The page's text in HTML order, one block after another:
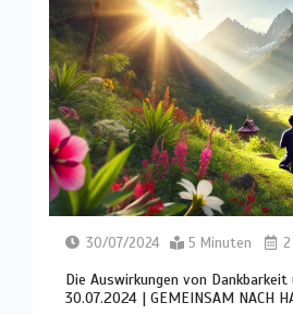
30/07/2024 5 Minuten
Die Auswirkungen von Dankbarkeit
30.07.2024 | GEMEINSAM NACH